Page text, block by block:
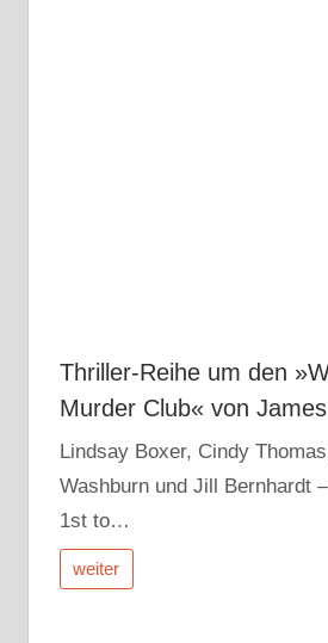
Thriller-Reihe um den
Murder Club« von
Lindsay Boxer, Cindy
Washburn und Jill Bernhardt
1st to…
weiter